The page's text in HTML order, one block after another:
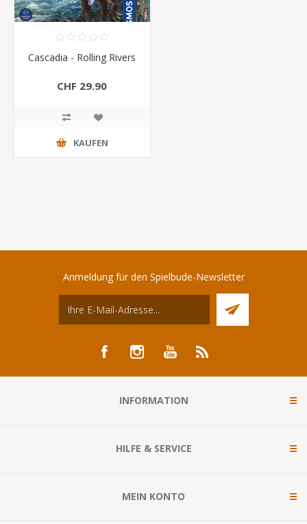
Cascadia - Rolling Rivers
CHF 29.90
KAUFEN
Anmeldung für den Spielbude-Newsletter
INFORMATION
HILFE & SERVICE
MEIN KONTO